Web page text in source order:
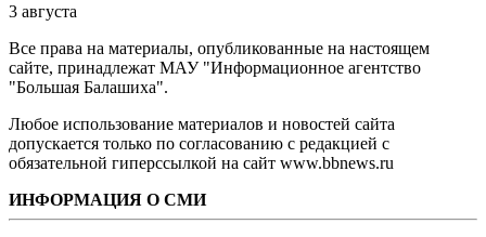
3 августа
Все права на материалы, опубликованные на настоящем
сайте, принадлежат МАУ "Информационное агентство
"Большая Балашиха".
Любое использование материалов и новостей сайта
допускается только по согласованию с редакцией с
обязательной гиперссылкой на сайт www.bbnews.ru
ИНФОРМАЦИЯ О СМИ